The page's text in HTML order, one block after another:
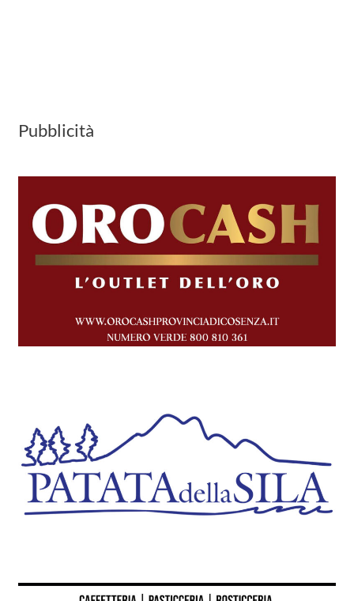
Pubblicità